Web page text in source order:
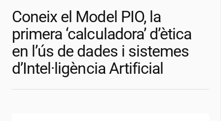
Coneix el Model PIO, la
primera ‘calculadora’ d’ètica
en l’ús de dades i sistemes
d’Intel·ligència Artificial